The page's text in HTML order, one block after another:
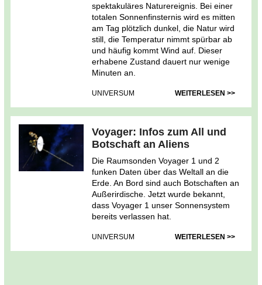
spektakuläres Naturereignis. Bei einer
totalen Sonnenfinsternis wird es mitten
am Tag plötzlich dunkel, die Natur wird
still, die Temperatur nimmt spürbar ab
und häufig kommt Wind auf. Dieser
erhabene Zustand dauert nur wenige
Minuten an.
UNIVERSUM WEITERLESEN >>
Voyager: Infos zum All und
Botschaft an Aliens
Die Raumsonden Voyager 1 und 2
funken Daten über das Weltall an die
Erde. An Bord sind auch Botschaften an
Außerirdische. Jetzt wurde bekannt,
dass Voyager 1 unser Sonnensystem
bereits verlassen hat.
UNIVERSUM WEITERLESEN >>